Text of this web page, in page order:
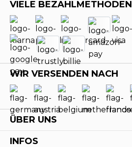
VIELE BEZAHLMETHODEN
WIR VERSENDEN NACH
ÜBER UNS
INFOS